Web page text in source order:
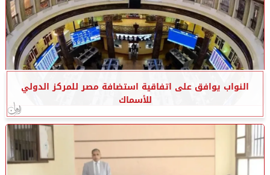
النواب يوافق على اتفاقية استضافة مصر للمركز الدولي
للأسماك